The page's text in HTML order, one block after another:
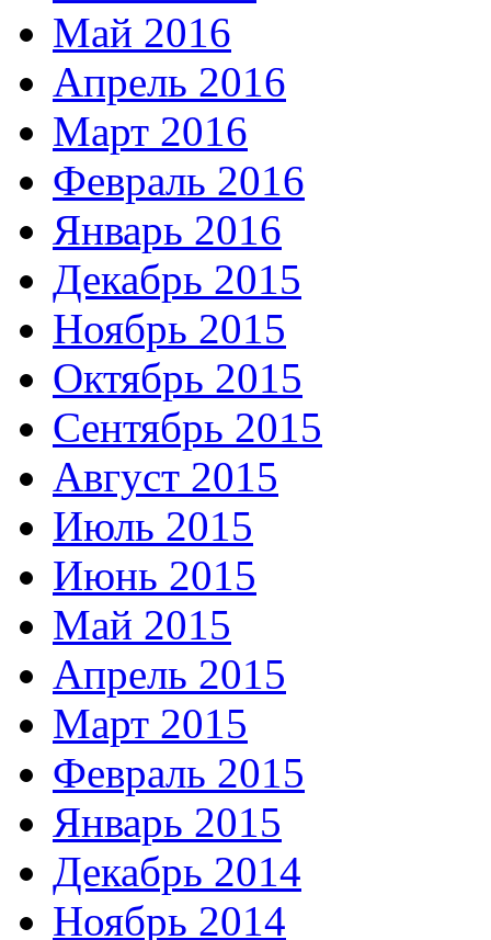
Май 2016
Апрель 2016
Март 2016
Февраль 2016
Январь 2016
Декабрь 2015
Ноябрь 2015
Октябрь 2015
Сентябрь 2015
Август 2015
Июль 2015
Июнь 2015
Май 2015
Апрель 2015
Март 2015
Февраль 2015
Январь 2015
Декабрь 2014
Ноябрь 2014